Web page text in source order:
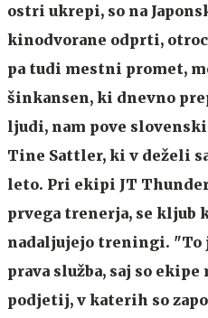
ostri ukrepi, so na
kinodvorane odprti,
pa tudi mestni promet,
šinkansen, ki dnevno
ljudi, nam pove
Tine Sattler, ki v deželi
leto. Pri ekipi JT
prvega trenerja, se kljub
nadaljujejo treningi. "To
prava služba, saj so
podjetij, v katerih so